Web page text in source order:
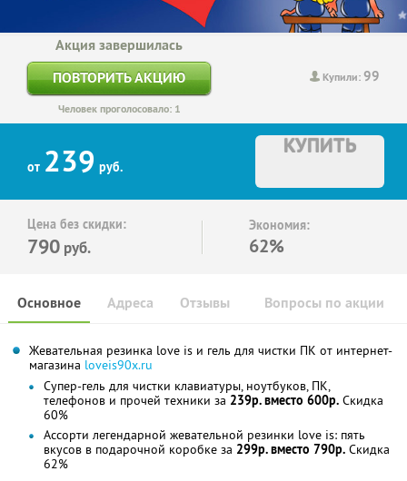
Купили:99
Акция завершилась
ПОВТОРИТЬ АКЦИЮ
Человек проголосовало: 1
от 239 руб.
КУПИТЬ
Цена без скидки:
790 руб.
Экономия:
62%
Основное Отзывы Вопросы по акции
Адреса
Жевательная резинка love is и гель для чистки ПК от интернет-
магазина loveis90x.ru
Супер-гель для чистки клавиатуры, ноутбуков, ПК,
телефонов и прочей техники за 239р. вместо 600р. Скидка
60%
Ассорти легендарной жевательной резинки love is: пять
вкусов в подарочной коробке за 299р. вместо 790р. Скидка
62%